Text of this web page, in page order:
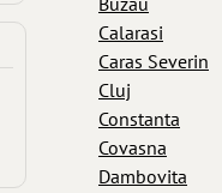
Calarasi
Caras Severin
Cluj
Constanta
Covasna
Dambovita